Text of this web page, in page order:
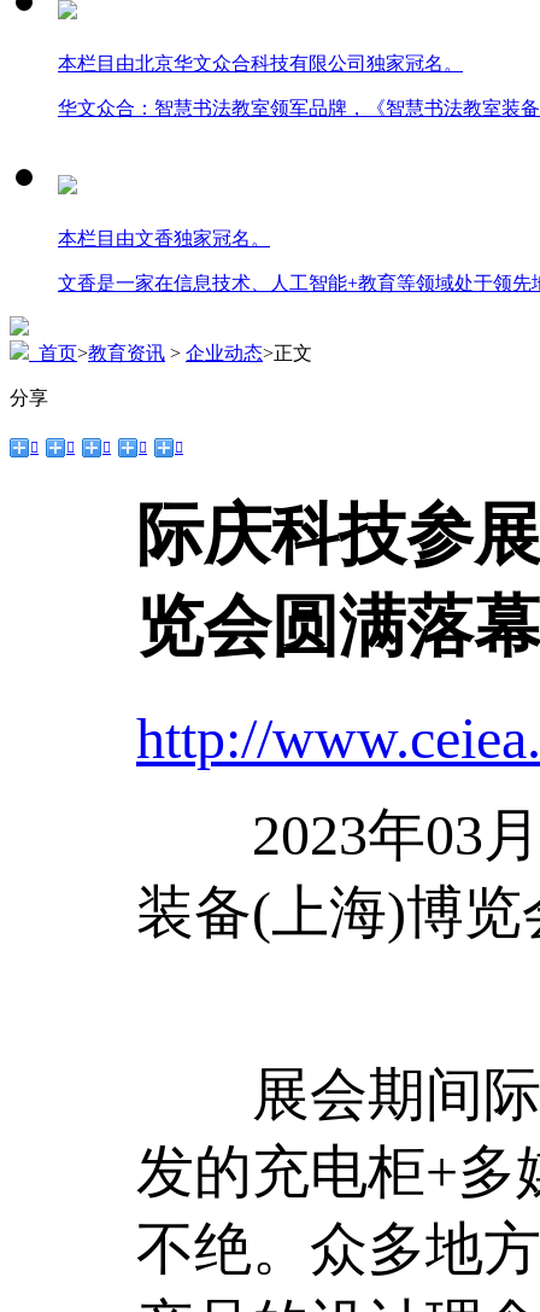
本栏目由北京华文众合科技有限公司独家冠名。
华文众合：智慧书法教室领军品牌，《智慧书法教室装
本栏目由文香独家冠名。
文香是一家在信息技术、人工智能+教育等领域处于领
首页>教育资讯 > 企业动态>正文
分享
    
际庆科技参
览会圆满落
http://
2023年03月
装备(上海)博
展会期间际
发的充电柜+多
不绝。众多地